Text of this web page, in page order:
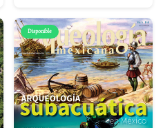
Disponible